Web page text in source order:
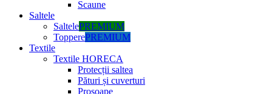
Scaune
Saltele
SaltelePREMIUM
TopperePREMIUM
Textile
Textile HORECA
Protecții saltea
Pături și cuverturi
Prosoape